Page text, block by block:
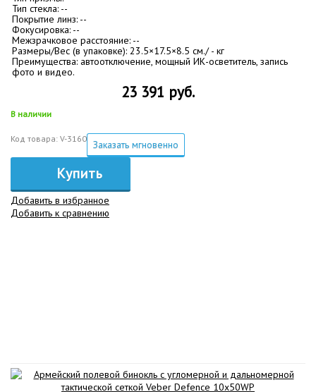
Тип стекла: --
Покрытие линз: --
Фокусировка: --
Межзрачковое расстояние: --
Размеры/Вес (в упаковке): 23.5×17.5×8.5 см./ - кг
Преимущества: автоотключение, мощный ИК-осветитель, запись
фото и видео.
23 391 руб.
В наличии
Код товара: V-3160 Заказать мгновенно
Купить
Добавить в избранное
Добавить к сравнению